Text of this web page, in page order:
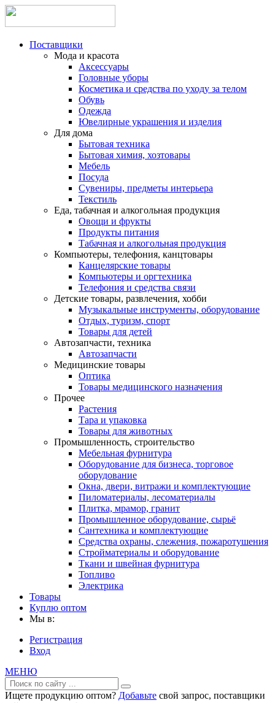
Поставщики
Мода и красота
Аксессуары
Головные уборы
Косметика и средства по уходу за телом
Обувь
Одежда
Ювелирные украшения и изделия
Для дома
Бытовая техника
Бытовая химия, хозтовары
Мебель
Посуда
Сувениры, предметы интерьера
Текстиль
Еда, табачная и алкогольная продукция
Овощи и фрукты
Продукты питания
Табачная и алкогольная продукция
Компьютеры, телефония, канцтовары
Канцелярские товары
Компьютеры и оргтехника
Телефония и средства связи
Детские товары, развлечения, хобби
Музыкальные инструменты, оборудование
Отдых, туризм, спорт
Товары для детей
Автозапчасти, техника
Автозапчасти
Медицинские товары
Оптика
Товары медицинского назначения
Прочее
Растения
Тара и упаковка
Товары для животных
Промышленность, строительство
Мебельная фурнитура
Оборудование для бизнеса, торговое
оборудование
Окна, двери, витражи и комплектующие
Пиломатериалы, лесоматериалы
Плитка, мрамор, гранит
Промышленное оборудование, сырьё
Сантехника и комплектующие
Средства охраны, слежения, пожаротушения
Стройматериалы и оборудование
Ткани и швейная фурнитура
Топливо
Электрика
Товары
Куплю оптом
Мы в:
Регистрация
Вход
МЕНЮ
Ищете продукцию оптом? Добавьте свой запрос, поставщики